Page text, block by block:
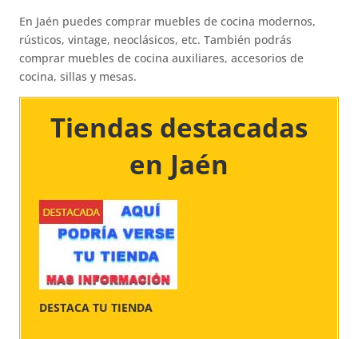
En Jaén puedes comprar muebles de cocina modernos,
rústicos, vintage, neoclásicos, etc. También podrás
comprar muebles de cocina auxiliares, accesorios de
cocina, sillas y mesas.
Tiendas destacadas
en Jaén​​​​​​​